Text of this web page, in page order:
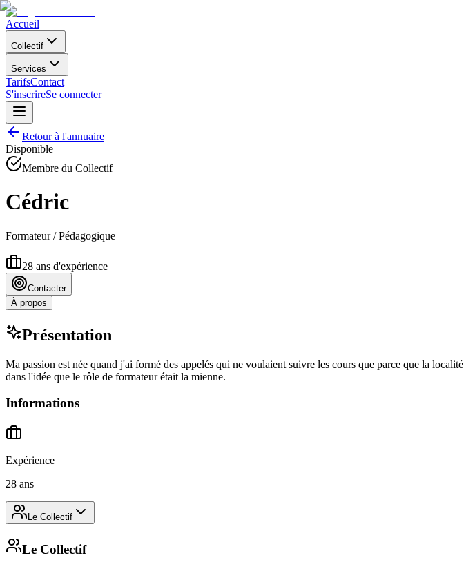
Accueil
Collectif
Services
TarifsContact
S'inscrireSe connecter
Retour à l'annuaire
Disponible
Membre du Collectif
Cédric
Formateur / Pédagogique
28 ans d'expérience
Contacter
À propos
Présentation
Ma passion est née quand j'ai formé des appelés qui ne voulaient suivre les cours que parce que la
dans l'idée que le rôle de formateur était la mienne.
Informations
Expérience
28 ans
Le Collectif
Le Collectif